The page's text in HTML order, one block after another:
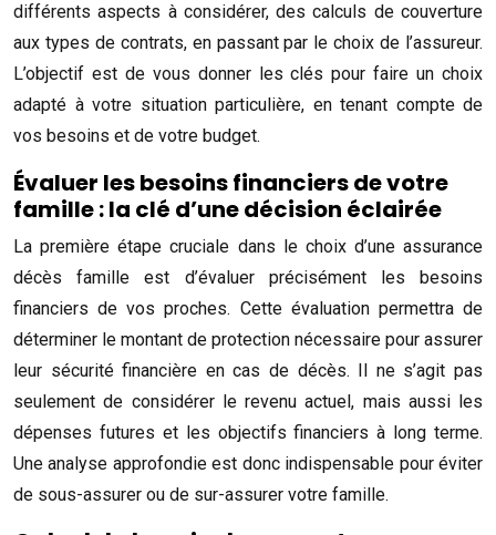
différents aspects à considérer, des calculs de couverture
aux types de contrats, en passant par le choix de l’assureur.
L’objectif est de vous donner les clés pour faire un choix
adapté à votre situation particulière, en tenant compte de
vos besoins et de votre budget.
Évaluer les besoins financiers de votre
famille : la clé d’une décision éclairée
La première étape cruciale dans le choix d’une assurance
décès famille est d’évaluer précisément les besoins
financiers de vos proches. Cette évaluation permettra de
déterminer le montant de protection nécessaire pour assurer
leur sécurité financière en cas de décès. Il ne s’agit pas
seulement de considérer le revenu actuel, mais aussi les
dépenses futures et les objectifs financiers à long terme.
Une analyse approfondie est donc indispensable pour éviter
de sous-assurer ou de sur-assurer votre famille.